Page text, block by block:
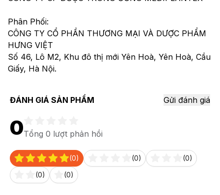
Phân Phối:
CÔNG TY CỔ PHẦN THƯƠNG MẠI VÀ DƯỢC PHẨM
HƯNG VIỆT
Số 46, Lô M2, Khu đô thị mới Yên Hoà, Yên Hoà, Cầu
Giấy, Hà Nội.
ĐÁNH GIÁ SẢN PHẨM Gửi đánh giá
0Tổng 0 lượt phản hồi
(0) (0)
(0)
(0)
(0)